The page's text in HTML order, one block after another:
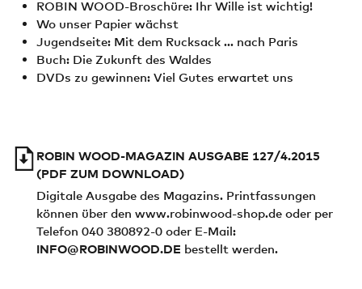
ROBIN WOOD-Broschüre: Ihr Wille ist wichtig!
Wo unser Papier wächst
Jugendseite: Mit dem Rucksack ... nach Paris
Buch: Die Zukunft des Waldes
DVDs zu gewinnen: Viel Gutes erwartet uns
ROBIN WOOD-MAGAZIN AUSGABE 127/4.2015
(PDF ZUM DOWNLOAD)
Digitale Ausgabe des Magazins. Printfassungen
können über den www.robinwood-shop.de oder per
Telefon 040 380892-0 oder E-Mail:
INFO@ROBINWOOD.DE bestellt werden.